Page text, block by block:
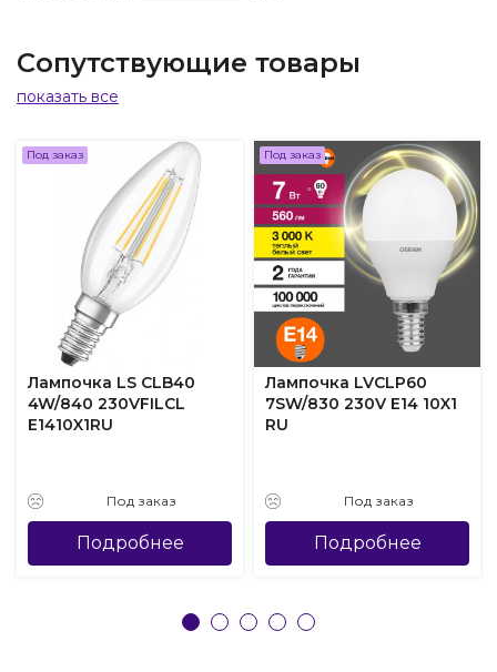
Сопутствующие товары
показать все
Под заказ
Лампочка LS CLB40
4W/840 230VFILCL
E1410X1RU
Под заказ
Подробнее
Под заказ
Лампочка LVCLP60
7SW/830 230V E14 10X1
RU
Под заказ
Подробнее